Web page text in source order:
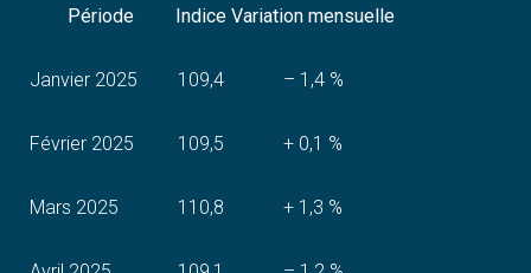
Période Indice Variation mensuelle
Janvier 2025 109,4 – 1,4 %
Février 2025 109,5 + 0,1 %
Mars 2025 110,8 + 1,3 %